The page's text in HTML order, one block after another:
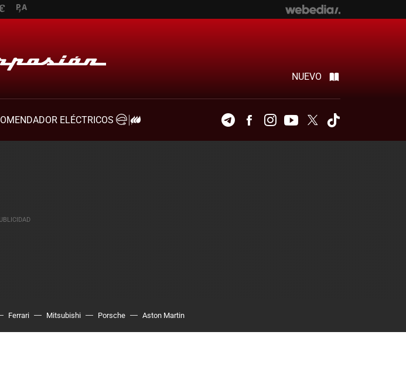
NUEVO
ELÉCTRICOS
TelegramFacebookInstagramYoutubeTwitter
Ferrari Mitsubishi Porsche Aston Martin